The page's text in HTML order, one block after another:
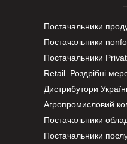
Постачальники
Постачальники
Постачальники
Retail. Роздрібні
Дистрибутори
Агропромисловий
Постачальники
Постачальники